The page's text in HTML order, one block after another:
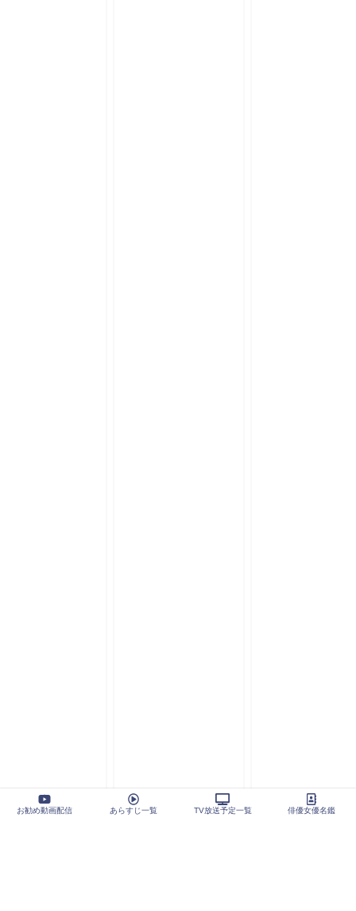
お勧め動画配信 あらすじ一覧 TV放送予定一覧 俳優女優名鑑